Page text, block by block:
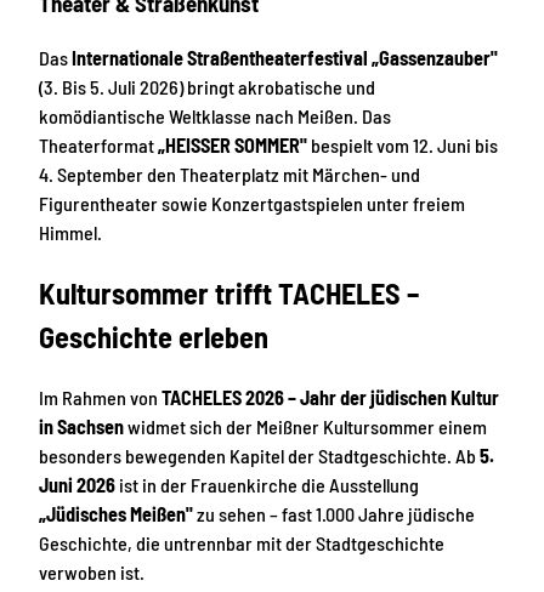
DasInternationale Straßentheaterfestival „Gassenzauber"
(3. Bis 5. Juli 2026) bringt akrobatische und
komödiantische Weltklasse nach Meißen. Das
Theaterformat„HEISSER SOMMER" bespielt vom 12. Juni bis
4. September den Theaterplatz mit Märchen- und
Figurentheater sowie Konzertgastspielen unter freiem
Himmel.
Kultursommer trifft TACHELES –
Geschichte erleben
Im Rahmen von TACHELES 2026 – Jahr der jüdischen Kultur
in Sachsenwidmet sich der Meißner Kultursommer einem
besonders bewegenden Kapitel der Stadtgeschichte. Ab 5.
Juni 2026 ist in der Frauenkirche die Ausstellung
„Jüdisches Meißen"zu sehen – fast 1.000 Jahre jüdische
Geschichte, die untrennbar mit der Stadtgeschichte
verwoben ist.